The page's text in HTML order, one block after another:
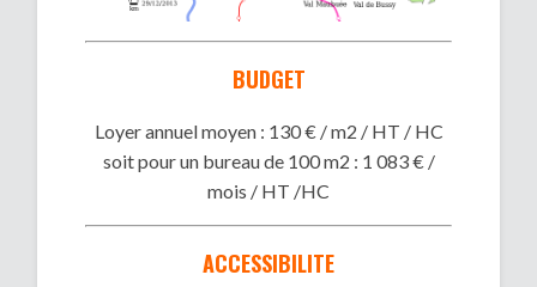
BUDGET
Loyer annuel moyen : 130 € / m2 / HT / HC
soit pour un bureau de 100 m2 : 1 083 € /
mois / HT /HC
ACCESSIBILITE